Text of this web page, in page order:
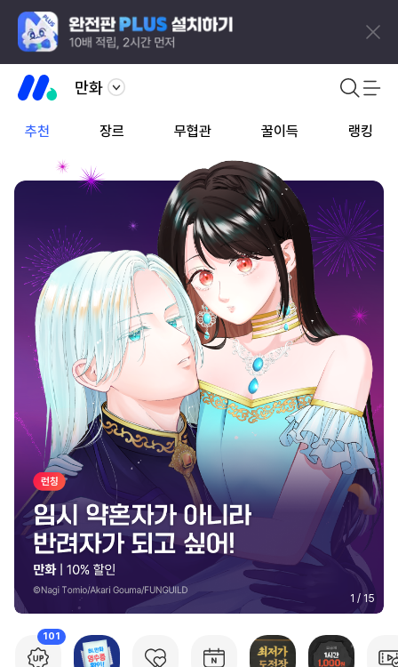
만화
추천 장르 무협관 꿀이득 랭킹
2 / 15
101